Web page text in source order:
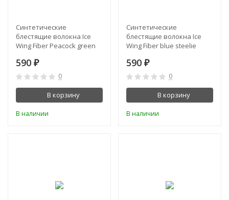
Синтетические
блестящие волокна Ice
Wing Fiber Peacock green
590 ₽
0
В корзину
В наличии
Синтетические
блестящие волокна Ice
Wing Fiber blue steelie
590 ₽
0
В корзину
В наличии